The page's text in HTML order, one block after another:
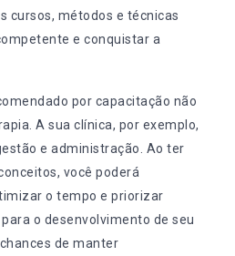
cursos, métodos e técnicas
e conquistar a
por capacitação não
A sua clínica, por exemplo,
e administração . Ao ter
você poderá
o tempo e priorizar
o desenvolvimento de seu
de manter